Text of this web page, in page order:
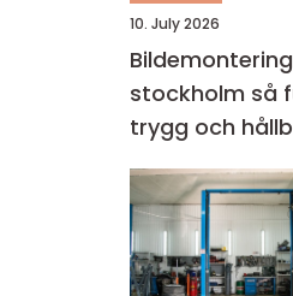
10. July 2026
Bildemontering
stockholm så fungerar
trygg och
bilskrotning